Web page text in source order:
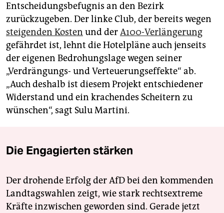
Entscheidungsbefugnis an den Bezirk
zurückzugeben. Der linke Club, der bereits wegen
steigenden Kosten und derA100-Verlängerung
gefährdet ist, lehnt die Hotelpläne auch jenseits
der eigenen Bedrohungslage wegen seiner
„Verdrängungs- und Verteuerungseffekte“ ab.
„Auch deshalb ist diesem Projekt entschiedener
Widerstand und ein krachendes Scheitern zu
wünschen“, sagt Sulu Martini.
Die Engagierten stärken
Der drohende Erfolg der AfD bei den kommenden
Landtagswahlen zeigt, wie stark rechtsextreme
Kräfte inzwischen geworden sind. Gerade jetzt